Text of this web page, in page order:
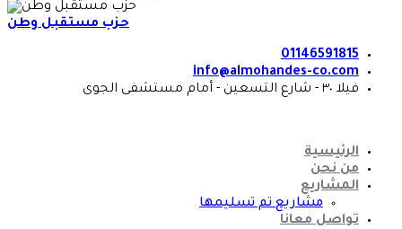
حزب مستقبل وطن
01146591815
info@almohandes-co.com
فيلا ٣٠ - شارع التسعين - أمام مستشفى الجوى
الرئيسية
من نحن
المشاريع
مشاريع تم تسليمها
تواصل معانا